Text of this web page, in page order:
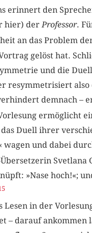
erinnert den
hier) derProfessor.
an das Problem
gelöst hat.
und die
resymmetrisiert
demnach –
ermöglicht
Duell ihrer
wagen und dabei
Svetlana
»Nase hoch!«;
Lesen in der
– darauf ankommen